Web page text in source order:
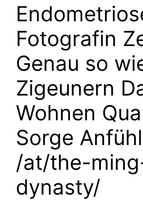
Fotografin
Genau so
Zigeunern
Wohnen
Sorge
/at/the-
dynasty/